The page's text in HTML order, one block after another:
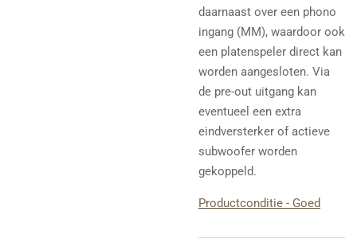
daarnaast over een phono
ingang (MM), waardoor ook
een platenspeler direct kan
worden aangesloten. Via
de pre-out uitgang kan
eventueel een extra
eindversterker of actieve
subwoofer worden
gekoppeld.
Productconditie - Goed